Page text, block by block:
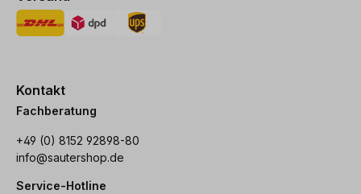
Kontakt
Fachberatung
+49 (0) 8152 92898-80
info@sautershop.de
Service-Hotline